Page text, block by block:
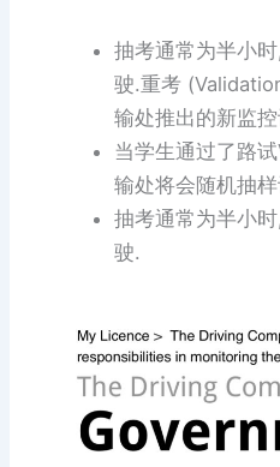
抽考通常为半小
驶.重考
输处推出的新监
当学生通过了路
输处将会随机抽
抽考通常为半小
驶.